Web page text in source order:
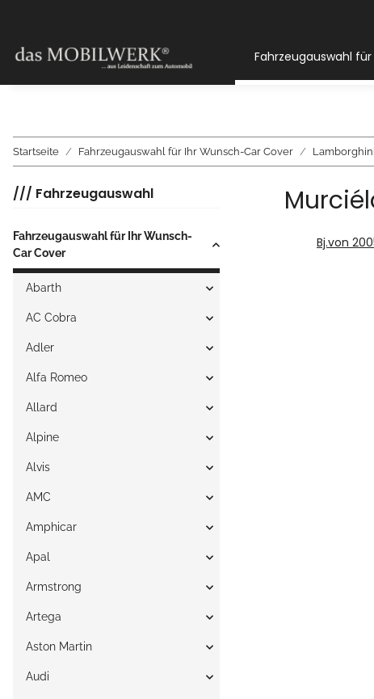
Fahrzeugauswahl
Startseite Fahrzeugauswahl für Ihr Wunsch-Car Cover Lamborghini
Bj.von
/// Fahrzeugauswahl
Fahrzeugauswahl für Ihr Wunsch-
Car Cover
Abarth
AC Cobra
Adler
Alfa Romeo
Allard
Alpine
Alvis
AMC
Amphicar
Apal
Armstrong
Artega
Aston Martin
Audi